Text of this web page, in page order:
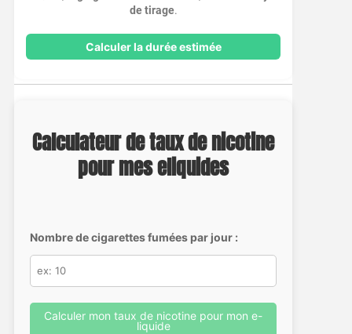
de tirage.
Calculer la durée estimée
Calculateur de taux de nicotine
pour mes eliquides
Nombre de cigarettes fumées par jour :
Calculer mon taux de nicotine pour mon e-
liquide